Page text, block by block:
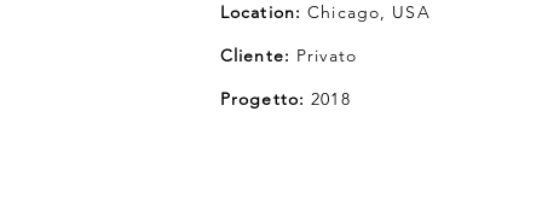
Location: Chicago, USA
Cliente: Privato
Progetto: 2018